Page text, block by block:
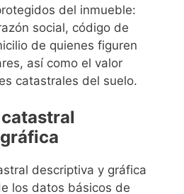
del inmueble:
social, código de
de quienes figuren
así como el valor
catastrales del suelo.
descriptiva y gráfica
los datos básicos de